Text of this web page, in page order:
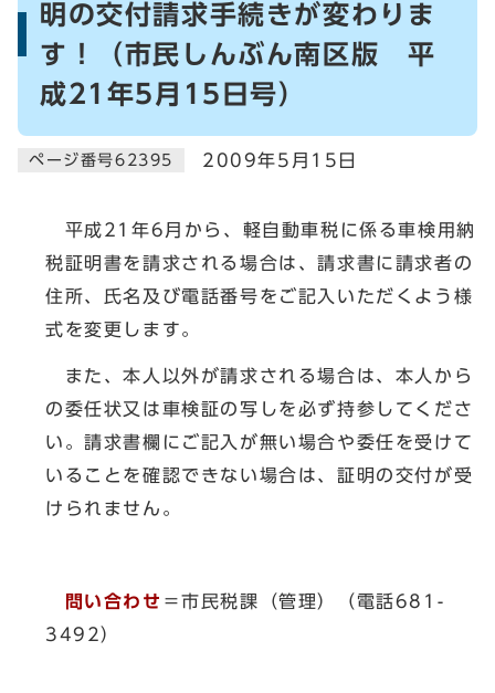
明の交付請求手続きが変わりま
す！（市民しんぶん南区版 平
成21年5月15日号）
ページ番号62395 2009年5月15日
平成21年6月から、軽自動車税に係る車検用納
税証明書を請求される場合は、請求書に請求者の
住所、氏名及び電話番号をご記入いただくよう様
式を変更します。
また、本人以外が請求される場合は、本人から
の委任状又は車検証の写しを必ず持参してくださ
い。請求書欄にご記入が無い場合や委任を受けて
いることを確認できない場合は、証明の交付が受
けられません。
問い合わせ ＝市民税課（管理）（電話681-
3492）